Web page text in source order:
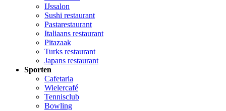
IJssalon
Sushi restaurant
Pastarestaurant
Italiaans restaurant
Pitazaak
Turks restaurant
Japans restaurant
Sporten
Cafetaria
Wielercafé
Tennisclub
Bowling